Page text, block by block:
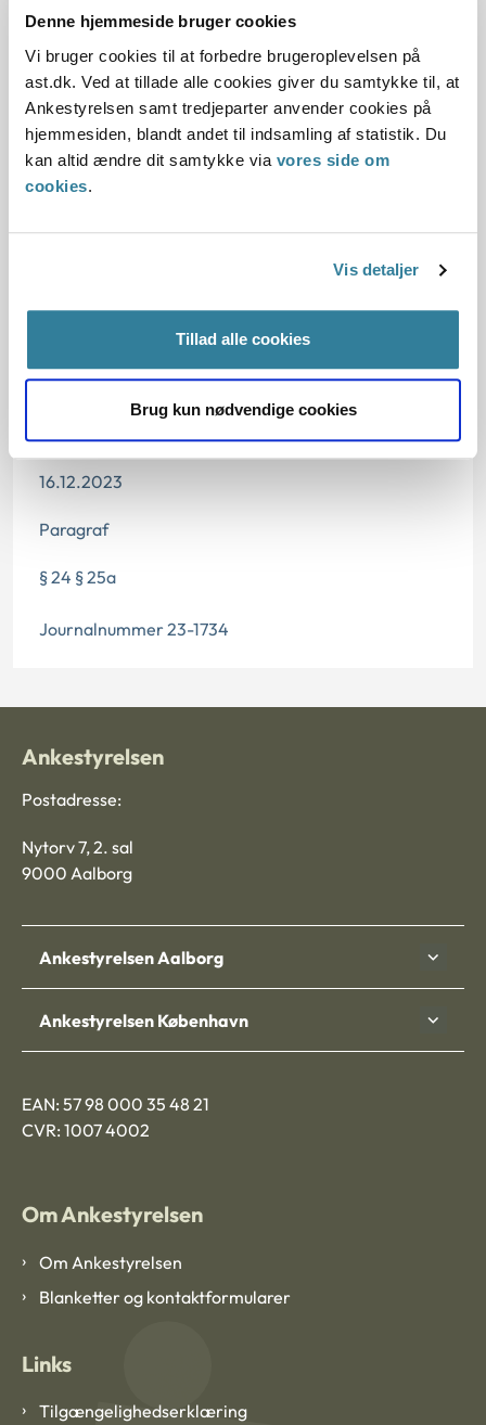
Denne hjemmeside bruger cookies
Vi bruger cookies til at forbedre brugeroplevelsen på
ast.dk. Ved at tillade alle cookies giver du samtykke til, at
Ankestyrelsen samt tredjeparter anvender cookies på
hjemmesiden, blandt andet til indsamling af statistik. Du
kan altid ændre dit samtykke via vores side om
cookies.
Vis detaljer
Tillad alle cookies
Brug kun nødvendige cookies
Baggrund for at behandle sagen principielt
Reglerne
Dato for underskrift
15.12.2023
Offentliggørelsesdato
16.12.2023
Paragraf
§ 24 § 25a
Journalnummer 23-1734
Ankestyrelsen
Postadresse:
Nytorv 7, 2. sal
9000 Aalborg
Ankestyrelsen Aalborg
Ankestyrelsen København
EAN: 57 98 000 35 48 21
CVR: 1007 4002
Om Ankestyrelsen
Om Ankestyrelsen
Blanketter og kontaktformularer
Links
Tilgængelighedserklæring